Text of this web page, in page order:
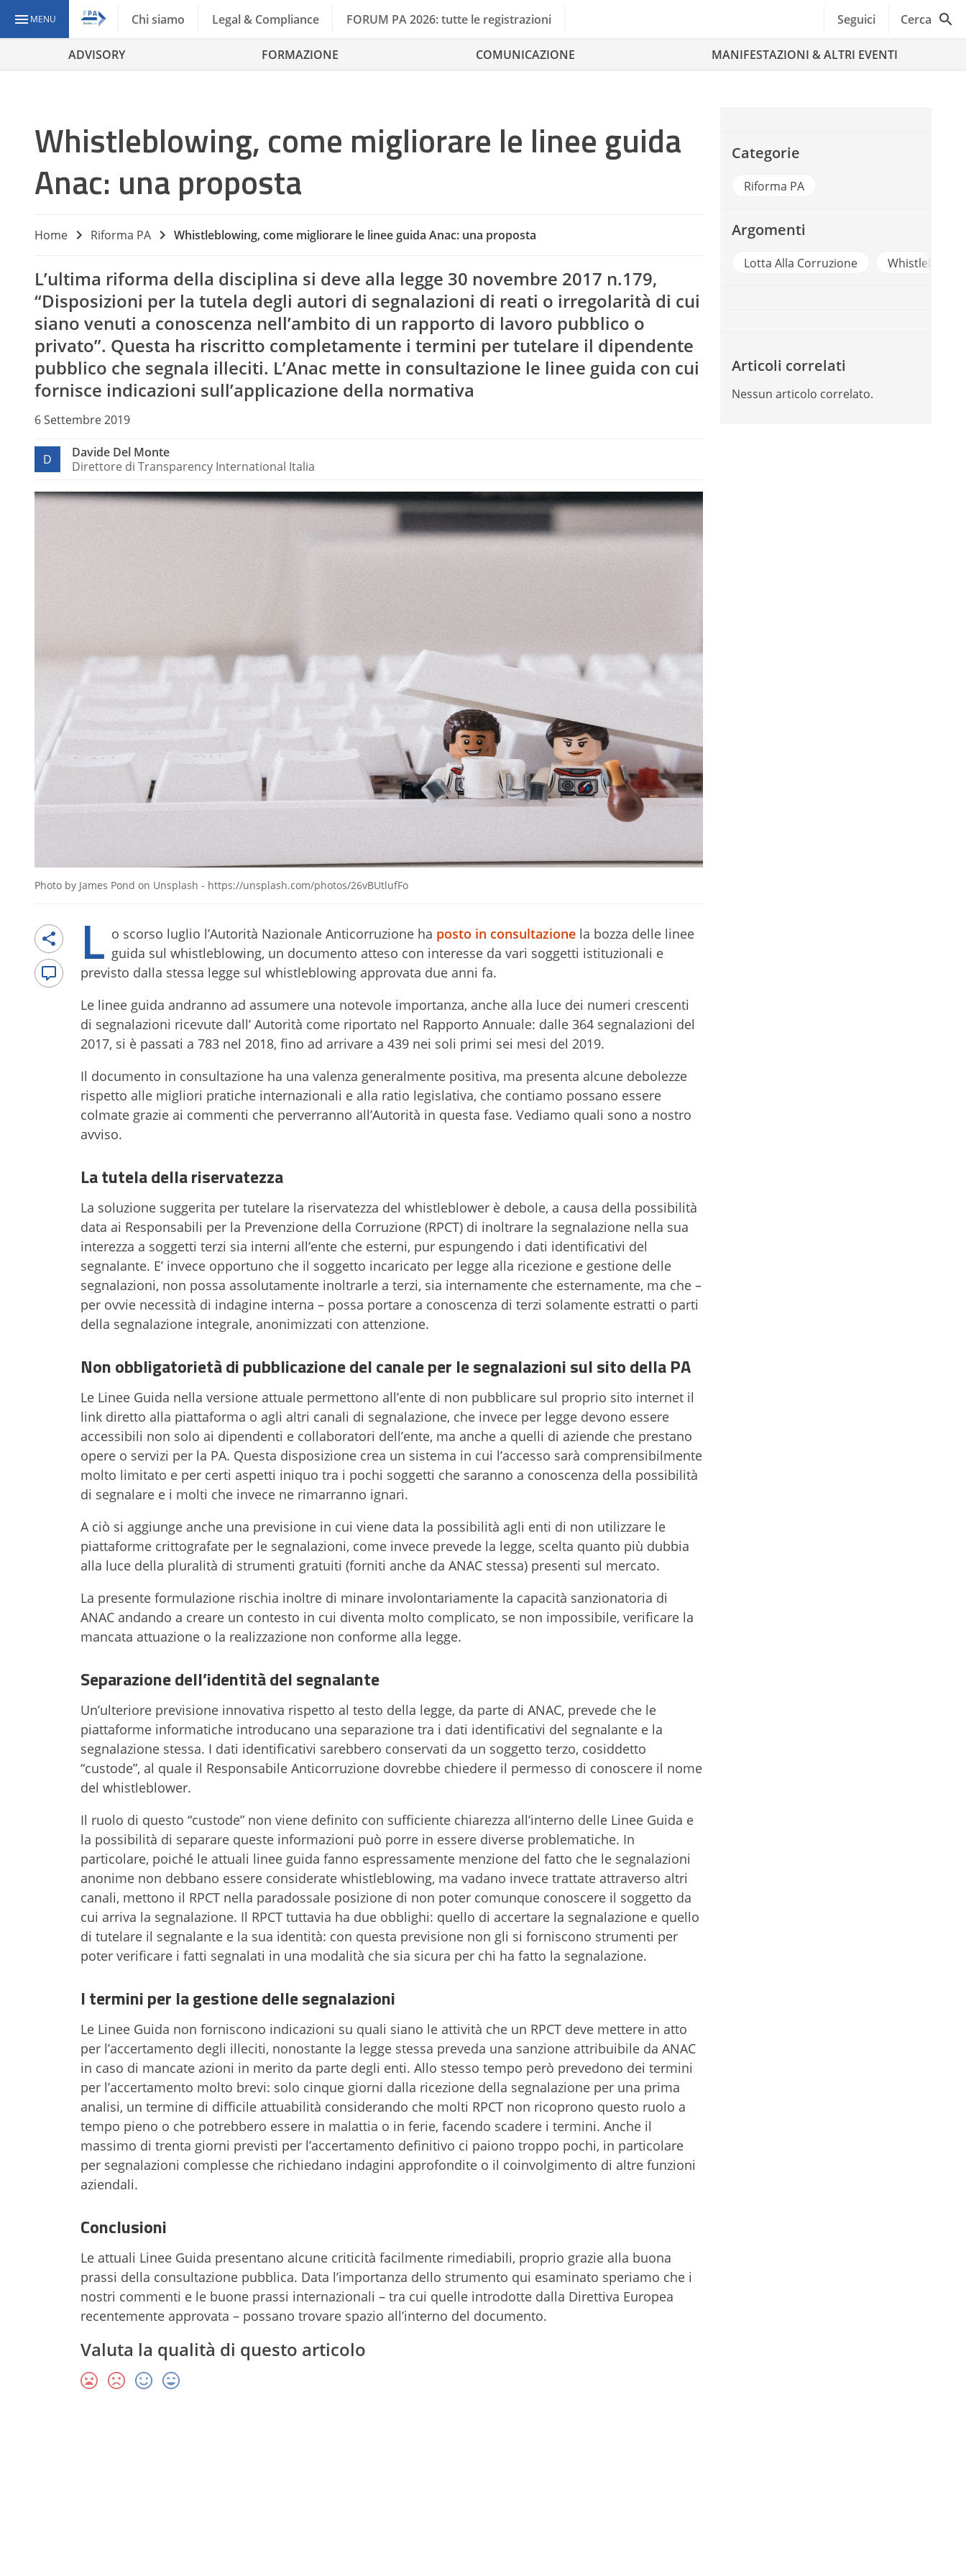
MENU Chi siamo Legal & Compliance FORUM PA 2026: tutte le registrazioni Seguici Cerca
ADVISORY FORMAZIONE COMUNICAZIONE MANIFESTAZIONI & ALTRI EVENTI
Whistleblowing, come migliorare le linee guida
Anac: una proposta
Home Riforma PA Whistleblowing, come migliorare le linee guida Anac: una proposta
L’ultima riforma della disciplina si deve alla legge 30 novembre 2017 n.179,
“Disposizioni per la tutela degli autori di segnalazioni di reati o irregolarità di cui
siano venuti a conoscenza nell’ambito di un rapporto di lavoro pubblico o
privato”. Questa ha riscritto completamente i termini per tutelare il dipendente
pubblico che segnala illeciti. L’Anac mette in consultazione le linee guida con cui
fornisce indicazioni sull’applicazione della normativa
6 Settembre 2019
D
Davide Del Monte
Direttore di Transparency International Italia
Photo by James Pond on Unsplash - https://unsplash.com/photos/26vBUtlufFo
L o scorso luglio l’Autorità Nazionale Anticorruzione ha posto in consultazione la bozza delle linee
guida sul whistleblowing, un documento atteso con interesse da vari soggetti istituzionali e
previsto dalla stessa legge sul whistleblowing approvata due anni fa.
Le linee guida andranno ad assumere una notevole importanza, anche alla luce dei numeri crescenti
di segnalazioni ricevute dall’ Autorità come riportato nel Rapporto Annuale: dalle 364 segnalazioni del
2017, si è passati a 783 nel 2018, fino ad arrivare a 439 nei soli primi sei mesi del 2019.
Il documento in consultazione ha una valenza generalmente positiva, ma presenta alcune debolezze
rispetto alle migliori pratiche internazionali e alla ratio legislativa, che contiamo possano essere
colmate grazie ai commenti che perverranno all’Autorità in questa fase. Vediamo quali sono a nostro
avviso.
La tutela della riservatezza
La soluzione suggerita per tutelare la riservatezza del whistleblower è debole, a causa della possibilità
data ai Responsabili per la Prevenzione della Corruzione (RPCT) di inoltrare la segnalazione nella sua
interezza a soggetti terzi sia interni all’ente che esterni, pur espungendo i dati identificativi del
segnalante. E’ invece opportuno che il soggetto incaricato per legge alla ricezione e gestione delle
segnalazioni, non possa assolutamente inoltrarle a terzi, sia internamente che esternamente, ma che –
per ovvie necessità di indagine interna – possa portare a conoscenza di terzi solamente estratti o parti
della segnalazione integrale, anonimizzati con attenzione.
Non obbligatorietà di pubblicazione del canale per le segnalazioni sul sito della PA
Le Linee Guida nella versione attuale permettono all’ente di non pubblicare sul proprio sito internet il
link diretto alla piattaforma o agli altri canali di segnalazione, che invece per legge devono essere
accessibili non solo ai dipendenti e collaboratori dell’ente, ma anche a quelli di aziende che prestano
opere o servizi per la PA. Questa disposizione crea un sistema in cui l’accesso sarà comprensibilmente
molto limitato e per certi aspetti iniquo tra i pochi soggetti che saranno a conoscenza della possibilità
di segnalare e i molti che invece ne rimarranno ignari.
A ciò si aggiunge anche una previsione in cui viene data la possibilità agli enti di non utilizzare le
piattaforme crittografate per le segnalazioni, come invece prevede la legge, scelta quanto più dubbia
alla luce della pluralità di strumenti gratuiti (forniti anche da ANAC stessa) presenti sul mercato.
La presente formulazione rischia inoltre di minare involontariamente la capacità sanzionatoria di
ANAC andando a creare un contesto in cui diventa molto complicato, se non impossibile, verificare la
mancata attuazione o la realizzazione non conforme alla legge.
Separazione dell’identità del segnalante
Un’ulteriore previsione innovativa rispetto al testo della legge, da parte di ANAC, prevede che le
piattaforme informatiche introducano una separazione tra i dati identificativi del segnalante e la
segnalazione stessa. I dati identificativi sarebbero conservati da un soggetto terzo, cosiddetto
“custode”, al quale il Responsabile Anticorruzione dovrebbe chiedere il permesso di conoscere il nome
del whistleblower.
Il ruolo di questo “custode” non viene definito con sufficiente chiarezza all’interno delle Linee Guida e
la possibilità di separare queste informazioni può porre in essere diverse problematiche. In
particolare, poiché le attuali linee guida fanno espressamente menzione del fatto che le segnalazioni
anonime non debbano essere considerate whistleblowing, ma vadano invece trattate attraverso altri
canali, mettono il RPCT nella paradossale posizione di non poter comunque conoscere il soggetto da
cui arriva la segnalazione. Il RPCT tuttavia ha due obblighi: quello di accertare la segnalazione e quello
di tutelare il segnalante e la sua identità: con questa previsione non gli si forniscono strumenti per
poter verificare i fatti segnalati in una modalità che sia sicura per chi ha fatto la segnalazione.
I termini per la gestione delle segnalazioni
Le Linee Guida non forniscono indicazioni su quali siano le attività che un RPCT deve mettere in atto
per l’accertamento degli illeciti, nonostante la legge stessa preveda una sanzione attribuibile da ANAC
in caso di mancate azioni in merito da parte degli enti. Allo stesso tempo però prevedono dei termini
per l’accertamento molto brevi: solo cinque giorni dalla ricezione della segnalazione per una prima
analisi, un termine di difficile attuabilità considerando che molti RPCT non ricoprono questo ruolo a
tempo pieno o che potrebbero essere in malattia o in ferie, facendo scadere i termini. Anche il
massimo di trenta giorni previsti per l’accertamento definitivo ci paiono troppo pochi, in particolare
per segnalazioni complesse che richiedano indagini approfondite o il coinvolgimento di altre funzioni
aziendali.
Conclusioni
Le attuali Linee Guida presentano alcune criticità facilmente rimediabili, proprio grazie alla buona
prassi della consultazione pubblica. Data l’importanza dello strumento qui esaminato speriamo che i
nostri commenti e le buone prassi internazionali – tra cui quelle introdotte dalla Direttiva Europea
recentemente approvata – possano trovare spazio all’interno del documento.
Valuta la qualità di questo articolo
Categorie
Riforma PA
Argomenti
Lotta Alla Corruzione Whistleblowing
Articoli correlati
Nessun articolo correlato.